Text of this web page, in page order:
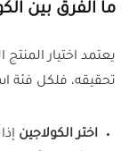
ما الفرق بين
تحقيقه، فلكل فئة
اختر الكولاجين